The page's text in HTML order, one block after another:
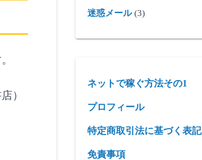
）
迷惑メール(3)
ネットで稼ぐ方法その1
プロフィール
特定商取引法に基づく表記
免責事項